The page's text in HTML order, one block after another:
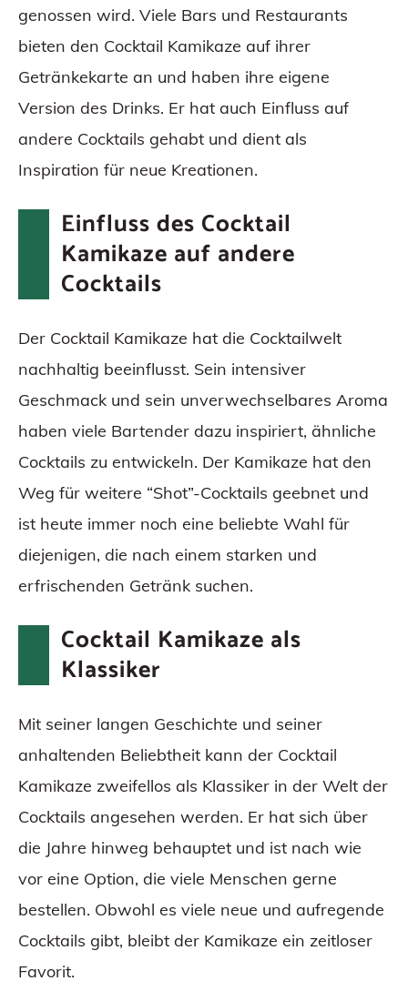
genossen wird. Viele Bars und Restaurants
bieten den Cocktail Kamikaze auf ihrer
Getränkekarte an und haben ihre eigene
Version des Drinks. Er hat auch Einfluss auf
andere Cocktails gehabt und dient als
Inspiration für neue Kreationen.
Einfluss des Cocktail
Kamikaze auf andere
Cocktails
Der Cocktail Kamikaze hat die Cocktailwelt
nachhaltig beeinflusst. Sein intensiver
Geschmack und sein unverwechselbares Aroma
haben viele Bartender dazu inspiriert, ähnliche
Cocktails zu entwickeln. Der Kamikaze hat den
Weg für weitere “Shot”-Cocktails geebnet und
ist heute immer noch eine beliebte Wahl für
diejenigen, die nach einem starken und
erfrischenden Getränk suchen.
Cocktail Kamikaze als
Klassiker
Mit seiner langen Geschichte und seiner
anhaltenden Beliebtheit kann der Cocktail
Kamikaze zweifellos als Klassiker in der Welt der
Cocktails angesehen werden. Er hat sich über
die Jahre hinweg behauptet und ist nach wie
vor eine Option, die viele Menschen gerne
bestellen. Obwohl es viele neue und aufregende
Cocktails gibt, bleibt der Kamikaze ein zeitloser
Favorit.